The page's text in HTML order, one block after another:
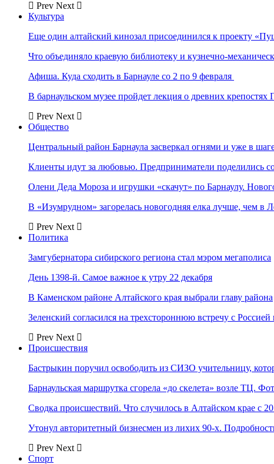
Prev Next
Культура
Еще один алтайский кинозал присоединился к проекту
Что объединяло краевую библиотеку и кузнечно-
Афиша. Куда сходить в Барнауле со 2 по 9 февраля
В барнаульском музее пройдет лекция о древних крепостях
Prev Next
Общество
Центральный район Барнаула засверкал огнями и уже в
Клиенты идут за любовью. Предприниматели поделились
Олени Деда Мороза и игрушки «скачут» по Барнаулу.
В «Изумрудном» загорелась новогодняя елка лучше, чем в
Prev Next
Политика
Замгубернатора сибирского региона стал мэром мегаполиса
День 1398-й. Самое важное к утру 22 декабря
В Каменском районе Алтайского края выбрали главу района
Зеленский согласился на трехстороннюю встречу с
Prev Next
Происшествия
Бастрыкин поручил освободить из СИЗО учительницу,
Барнаульская маршрутка сгорела «до скелета» возле ТЦ.
Сводка происшествий. Что случилось в Алтайском крае с
Утонул авторитетный бизнесмен из лихих 90-х.
Prev Next
Спорт